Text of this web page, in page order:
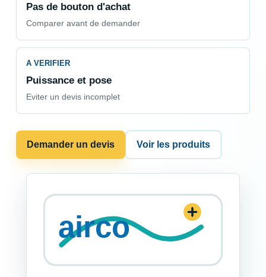
Pas de bouton d'achat
Comparer avant de demander
A VERIFIER
Puissance et pose
Eviter un devis incomplet
Demander un devis Voir les produits